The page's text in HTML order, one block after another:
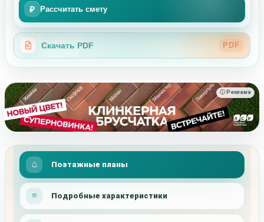
₽ Рассчитать смету
Скачать PDF PDF
ⓘ Реклама
Поэтажные планы
Подробные характеристики